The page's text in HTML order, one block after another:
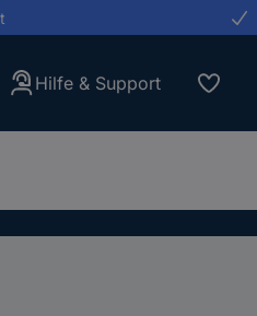
Hilfe & Support